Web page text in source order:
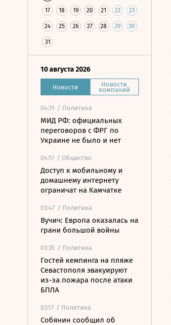
17 18 19 20 21 22 23
24 25 26 27 28 29 30
31
10 августа 2026
Новости Новости
компаний
04:31 / Политика
МИД РФ: официальных
переговоров с ФРГ по
Украине не было и нет
04:17 / Общество
Доступ к мобильному и
домашнему интернету
ограничат на Камчатке
03:47 / Политика
Вучич: Европа оказалась на
грани большой войны
03:35 / Политика
Гостей кемпинга на пляже
Севастополя эвакуируют
из-за пожара после атаки
БПЛА
03:17 / Политика
Собянин сообщил об